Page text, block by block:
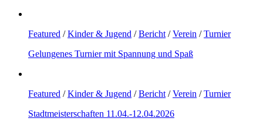
Featured /Kinder & Jugend /Bericht/Verein /Turnier
Gelungenes Turnier mit Spannung und Spaß
Featured /Kinder & Jugend /Bericht/Verein /Turnier
Stadtmeisterschaften 11.04.-12.04.2026